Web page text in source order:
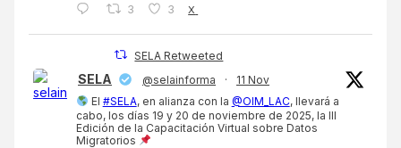
3
3 X
SELA Retweeted
SELA @selainforma ·
11 Nov
El #SELA, en alianza con la @OIM_LAC, llevará a
cabo, los días 19 y 20 de noviembre de 2025, la III
Edición de la Capacitación Virtual sobre Datos
Migratorios